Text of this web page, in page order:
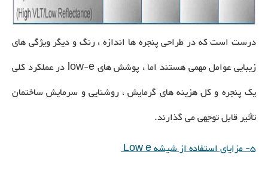
درست است که در طراحی پنجره ها اندازه ، رنگ و دیگر ویژگی های
زیبایی عوامل مهمی هستند اما ، پوشش های low-e در عملکرد کلی
یک پنجره و کل هزینه های گرمایش ، روشنایی و سرمایش ساختمان
تأثیر قابل توجهی می گذارند.
5- مزایای استفاده از شیشه Low e